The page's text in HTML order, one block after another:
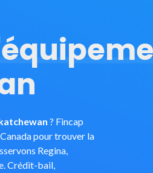
? Fincap
pour trouver la
Regina,
Crédit-bail,